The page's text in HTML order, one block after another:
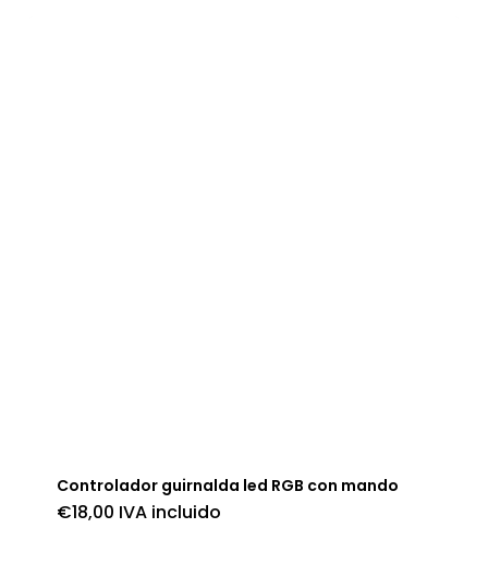
Controlador guirnalda led RGB con mando
€18,00 IVA incluido